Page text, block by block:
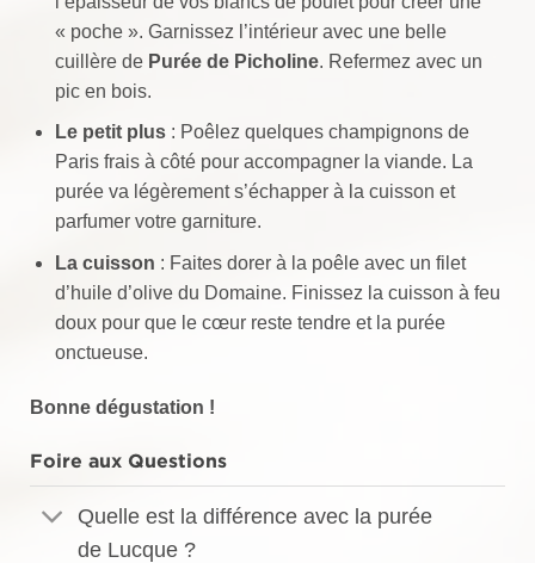
« poche ». Garnissez l’intérieur avec une belle
cuillère de Purée de Picholine. Refermez avec un
pic en bois.
Le petit plus: Poêlez quelques champignons de
Paris frais à côté pour accompagner la viande. La
purée va légèrement s’échapper à la cuisson et
parfumer votre garniture.
La cuisson : Faites dorer à la poêle avec un filet
d’huile d’olive du Domaine. Finissez la cuisson à feu
doux pour que le cœur reste tendre et la purée
onctueuse.
Bonne dégustation !
Foire aux Questions
Quelle est la différence avec la purée
de Lucque ?